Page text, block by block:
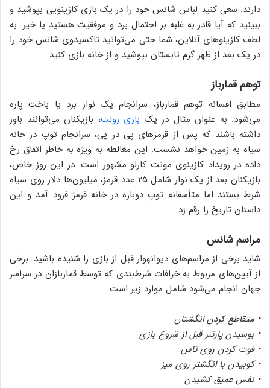
دارند. سعی کنید لباس شانس خود را در یک بازی کازینویی بپوشید و
ببینید که آیا قادر به غلبه بر احتمال برد و موفقیت هستید یا خیر. به
لطف کازینوهای آنلاین، شما حتی می‌توانید تاکسیدوی شانس خود را
در یک بعد از ظهر گرم تابستان بپوشید و از خانه بازی کنید.
توهم قمارباز
مطابق افسانه توهم قمارباز، سرانجام یک نوار برد‌ یا باخت‌ پاره
می‌شود. به عنوان مثال در یک بازی رولت، بازیکنان می‌توانند باور
داشته باشند که پس از قرمزهای پی در پی، سرانجام توپ در خانه
سیاه به زمین خواهد نشست. این مغالطه به ویژه به خاطر اتفاق رخ
داده در رویداد کازینوی مونت کارلو مشهور است. در این روز خاص،
بازیکنان بعد از یک نوار شامل ۲۵ عدد قرمز، میلیون‌ها دلار روی سیاه
شرط بستند اما متأسفانه توپ دوباره در خانه قرمز فرود آمد و این
داستان تاریخ را رقم زد.
مراسم شانس
شاید برخی از مراسم‌های دیوانه‎وار قبل از بازی را شنیده باشید. برخی
از آیین‌های مربوط به خرافات شرط‌بندی که توسط قماربازان در سراسر
جهان انجام می‌شود شامل موارد زیر است:
• متقاطع کردن انگشتان
• بوسیدن پارتنر قبل از شروع بازی
• فوت کردن روی تاس
• کوبیدن با انگشتر روی میز
• نفس عمیق کشیدن